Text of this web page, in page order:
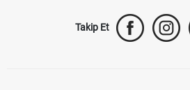
Takip Et